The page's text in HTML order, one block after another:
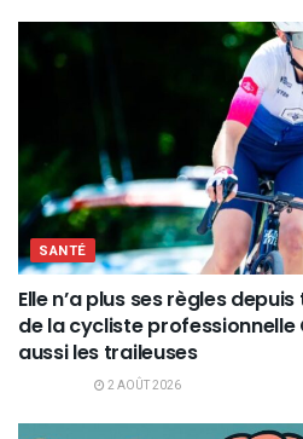
SANTÉ
Elle n’a plus ses règles
de la cycliste professionnelle
aussi les traileuses
2 AOÛT 2026